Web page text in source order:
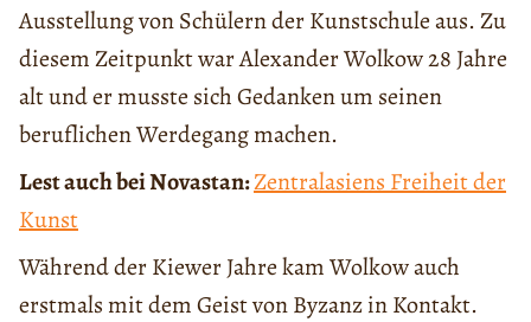
Ausstellung von Schülern der Kunstschule aus. Zu
diesem Zeitpunkt war Alexander Wolkow 28 Jahre
alt und er musste sich Gedanken um seinen
beruflichen Werdegang machen.
Lest auch bei Novastan:Zentralasiens Freiheit der
Kunst
Während der Kiewer Jahre kam Wolkow auch
erstmals mit dem Geist von Byzanz in Kontakt.